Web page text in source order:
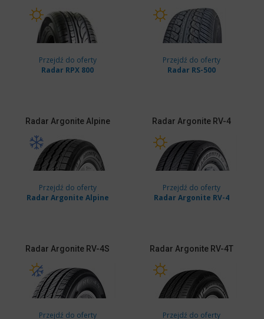
Przejdź do oferty
Radar RPX 800
Przejdź do oferty
Radar RS-500
Radar Argonite Alpine
Przejdź do oferty
Radar Argonite Alpine
Radar Argonite RV-4
Przejdź do oferty
Radar Argonite RV-4
Radar Argonite RV-4S
Przejdź do oferty
Radar Argonite RV-4T
Przejdź do oferty